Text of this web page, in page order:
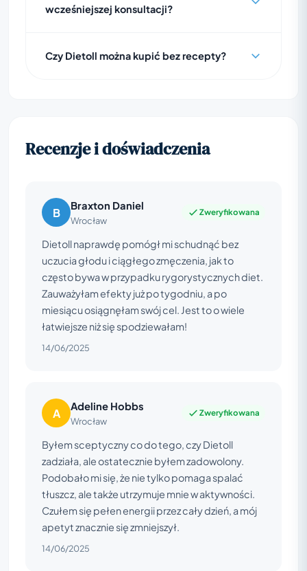
wcześniejszej konsultacji?
Czy Dietoll można kupić bez recepty?
Recenzje i doświadczenia
B Braxton Daniel
Wrocław
Zweryfikowana
Dietoll naprawdę pomógł mi schudnąć bez
uczucia głodu i ciągłego zmęczenia, jak to
często bywa w przypadku rygorystycznych diet.
Zauważyłam efekty już po tygodniu, a po
miesiącu osiągnęłam swój cel. Jest to o wiele
łatwiejsze niż się spodziewałam!
14/06/2025
A Adeline Hobbs
Wrocław
Zweryfikowana
Byłem sceptyczny co do tego, czy Dietoll
zadziała, ale ostatecznie byłem zadowolony.
Podobało mi się, że nie tylko pomaga spalać
tłuszcz, ale także utrzymuje mnie w aktywności.
Czułem się pełen energii przez cały dzień, a mój
apetyt znacznie się zmniejszył.
14/06/2025